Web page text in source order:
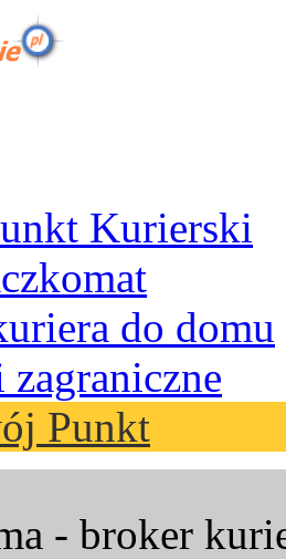
Kurierski
do domu
zagraniczne
Punkt
- broker